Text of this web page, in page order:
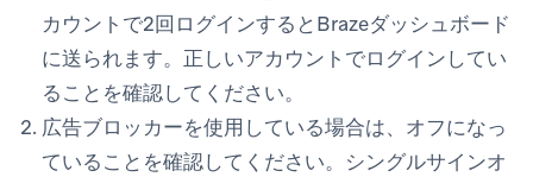
カウントで2回ログインするとBrazeダッシュボード
に送られます。正しいアカウントでログインしてい
ることを確認してください。
広告ブロッカーを使用している場合は、オフになっ
ていることを確認してください。シングルサインオ